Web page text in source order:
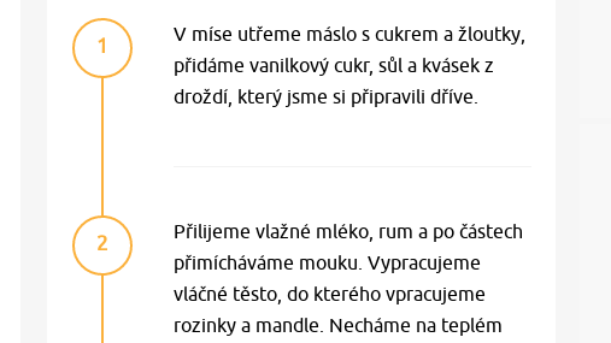
1
V míse utřeme máslo s cukrem a žloutky,
přidáme vanilkový cukr, sůl a kvásek z
droždí, který jsme si připravili dříve.
2
Přilijeme vlažné mléko, rum a po částech
přimícháváme mouku. Vypracujeme
vláčné těsto, do kterého vpracujeme
rozinky a mandle. Necháme na teplém